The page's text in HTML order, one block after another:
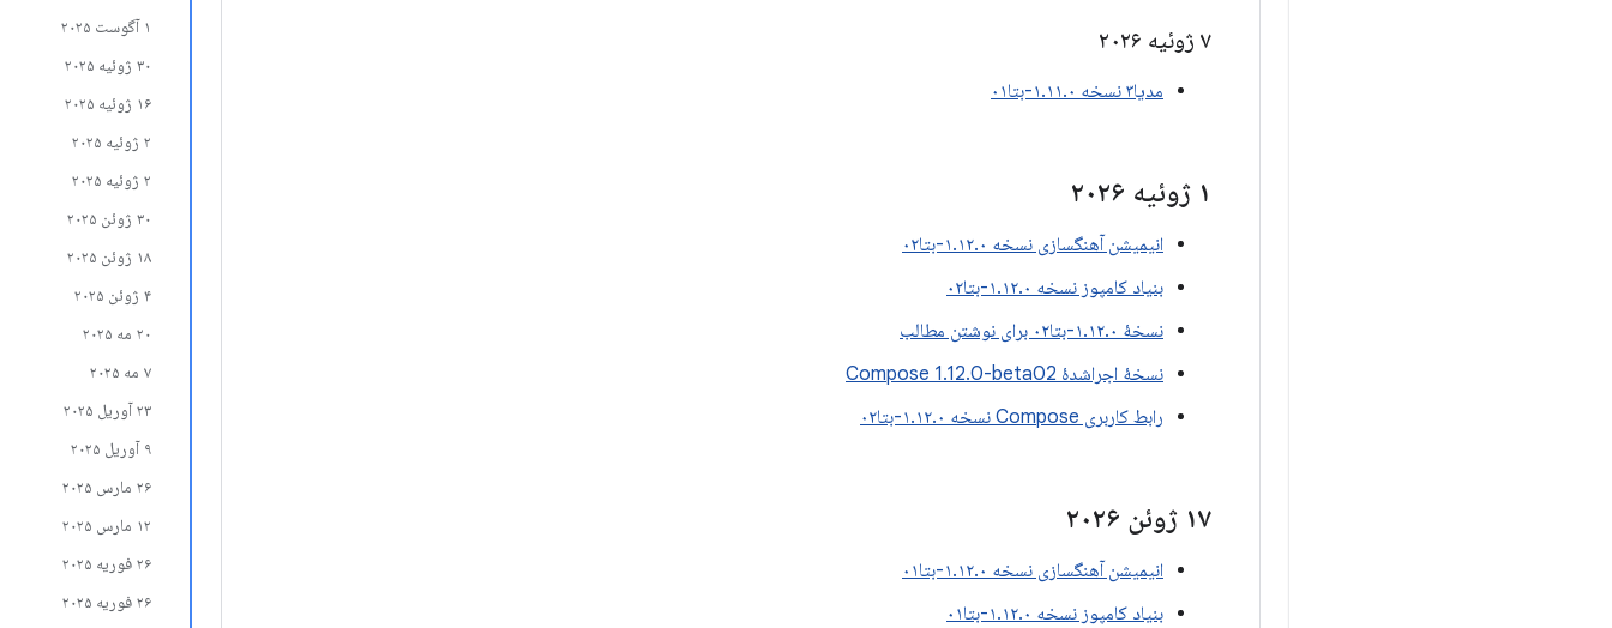
۱ آگوست ۲۰۲۵
۳۰ ژوئیه ۲۰۲۵
۱۶ ژوئیه ۲۰۲۵
۲ ژوئیه ۲۰۲۵
۲ ژوئیه ۲۰۲۵
۳۰ ژوئن ۲۰۲۵
۱۸ ژوئن ۲۰۲۵
۴ ژوئن ۲۰۲۵
۲۰ مه ۲۰۲۵
۷ مه ۲۰۲۵
۲۳ آوریل ۲۰۲۵
۹ آوریل ۲۰۲۵
۲۶ مارس ۲۰۲۵
۱۲ مارس ۲۰۲۵
۲۶ فوریه ۲۰۲۵
۲۶ فوریه ۲۰۲۵
۷ ژوئیه ۲۰۲۶
مدیا۳ نسخه ۱.۱۱.۰-بتا۰۱
۱ ژوئیه ۲۰۲۶
انیمیشن آهنگسازی نسخه ۱.۱۲.۰-بتا۰۲
بنیاد کامپوز نسخه ۱.۱۲.۰-بتا۰۲
نسخهٔ ۱.۱۲.۰-بتا۰۲ برای نوشتن مطالب
نسخهٔ اجراشدهٔ Compose 1.12.0-beta02
رابط کاربری Compose نسخه ۱.۱۲.۰-بتا۰۲
۱۷ ژوئن ۲۰۲۶
انیمیشن آهنگسازی نسخه ۱.۱۲.۰-بتا۰۱
بنیاد کامپوز نسخه ۱.۱۲.۰-بتا۰۱